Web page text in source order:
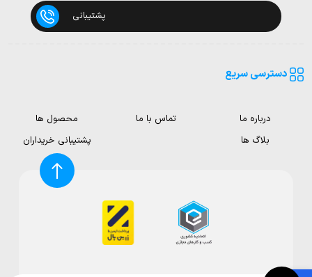
پشتیبانی
دسترسی سریع
درباره ما تماس با ما
محصول ها
بلاگ ها
پشتیبانی خریداران